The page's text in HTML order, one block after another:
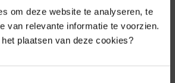
om deze website te analyseren, te
van relevante informatie te voorzien.
plaatsen van deze cookies?